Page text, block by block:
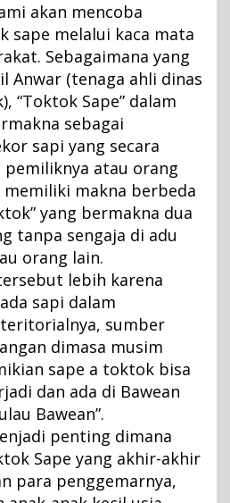
akan mencoba
sape melalui kaca mata
Sebagaimana yang
Anwar (tenaga ahli dinas
“Toktok Sape” dalam
sebagai
sapi yang secara
pemiliknya atau orang
makna berbeda
yang bermakna dua
tanpa sengaja di adu
orang lain.
lebih karena
sapi dalam
sumber
dimasa musim
sape a toktok bisa
dan ada di Bawean
Bawean”.
penting dimana
Sape yang akhir-akhir
para penggemarnya,